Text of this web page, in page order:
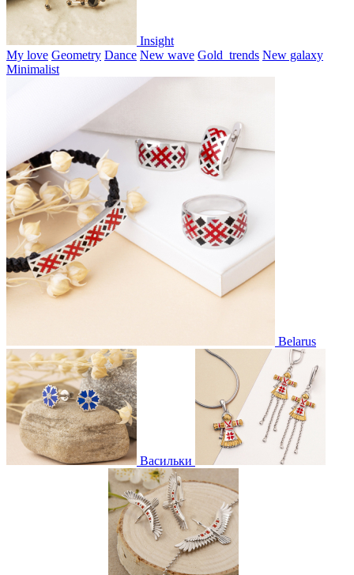
Insight
My love Geometry Dance New wave Gold_trends New galaxy
Minimalist
Belarus
Васильки